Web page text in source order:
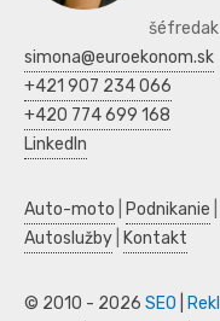
simona@euroekonom.sk
+421 907 234 066
+420 774 699 168
LinkedIn
Auto-moto Podnikanie
Autoslužby
Kontakt
© 2010 - 2026 SEO